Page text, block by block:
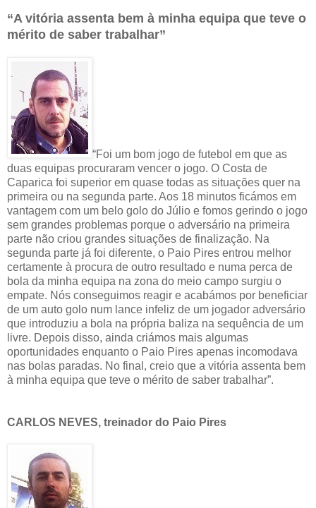
“A vitória assenta bem à minha equipa que teve o
mérito de saber trabalhar”
“Foi um bom jogo de futebol em que as
duas equipas procuraram vencer o jogo. O Costa de
Caparica foi superior em quase todas as situações quer na
primeira ou na segunda parte. Aos 18 minutos ficámos em
vantagem com um belo golo do Júlio e fomos gerindo o jogo
sem grandes problemas porque o adversário na primeira
parte não criou grandes situações de finalização. Na
segunda parte já foi diferente, o Paio Pires entrou melhor
certamente à procura de outro resultado e numa perca de
bola da minha equipa na zona do meio campo surgiu o
empate. Nós conseguimos reagir e acabámos por beneficiar
de um auto golo num lance infeliz de um jogador adversário
que introduziu a bola na própria baliza na sequência de um
livre. Depois disso, ainda criámos mais algumas
oportunidades enquanto o Paio Pires apenas incomodava
nas bolas paradas. No final, creio que a vitória assenta bem
à minha equipa que teve o mérito de saber trabalhar”.
CARLOS NEVES, treinador do Paio Pires